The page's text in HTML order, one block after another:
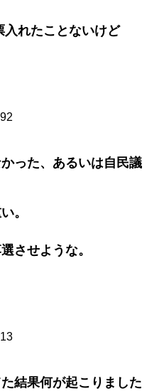
れたことないけど
った、あるいは自民議
。
させような。
結果何が起こりました